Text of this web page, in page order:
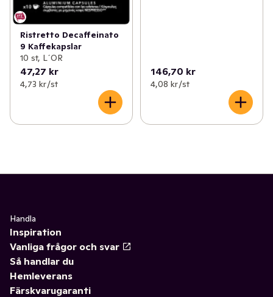
Ristretto Decaffeinato
9 Kaffekapslar
10 st, L´OR
47,27 kr
4,73 kr /st
146,70 kr
4,08 kr /st
Handla
Inspiration
Vanliga frågor och svar
Så handlar du
Hemleverans
Färskvarugaranti